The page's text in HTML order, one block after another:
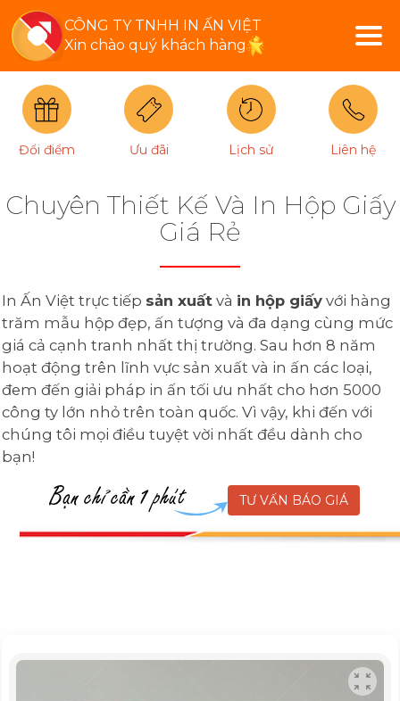
CÔNG TY TNHH IN ẤN VIỆT
Xin chào quý khách hàng
Đổi điểm Ưu đãi Lịch sử Liên hệ
Chuyên Thiết Kế Và In Hộp Giấy
Giá Rẻ
In Ấn Việt trực tiếp sản xuất và in hộp giấy với hàng
trăm mẫu hộp đẹp, ấn tượng và đa dạng cùng mức
giá cả cạnh tranh nhất thị trường. Sau hơn 8 năm
hoạt động trên lĩnh vực sản xuất và in ấn các loại,
đem đến giải pháp in ấn tối ưu nhất cho hơn 5000
công ty lớn nhỏ trên toàn quốc. Vì vậy, khi đến với
chúng tôi mọi điều tuyệt vời nhất đều dành cho
bạn!
TƯ VẤN BÁO GIÁ